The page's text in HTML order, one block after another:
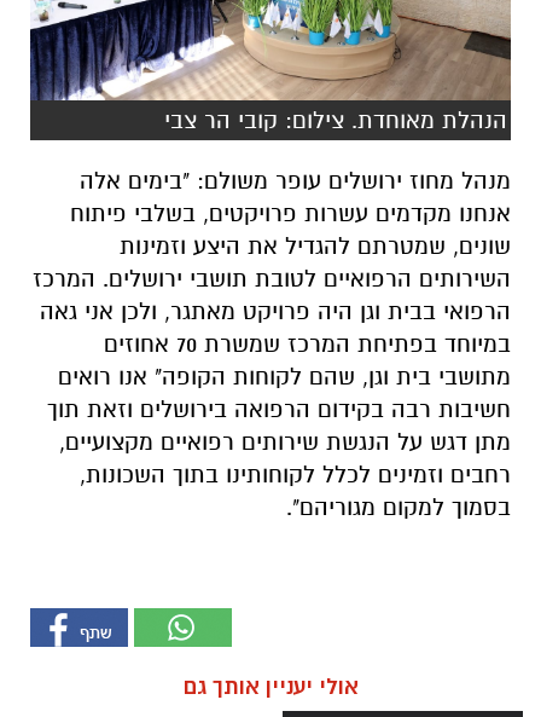
הנהלת מאוחדת. צילום: קובי הר צבי
מנהל מחוז ירושלים עופר משולם: "בימים אלה
אנחנו מקדמים עשרות פרויקטים, בשלבי פיתוח
שונים, שמטרתם להגדיל את היצע וזמינות
השירותים הרפואיים לטובת תושבי ירושלים. המרכז
הרפואי בבית וגן היה פרויקט מאתגר, ולכן אני גאה
במיוחד בפתיחת המרכז שמשרת 70 אחוזים
מתושבי בית וגן, שהם לקוחות הקופה" אנו רואים
חשיבות רבה בקידום הרפואה בירושלים וזאת תוך
מתן דגש על הנגשת שירותים רפואיים מקצועיים,
רחבים וזמינים לכלל לקוחותינו בתוך השכונות,
בסמוך למקום מגוריהם".
אולי יעניין אותך גם